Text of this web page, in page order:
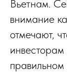
Вьетнам.
внимание
отмечают,